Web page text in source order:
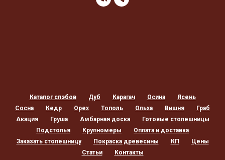
Каталог слэбов Дуб Карагач Осина
Ясень
Сосна
Кедр Орех Тополь Ольха Вишня
Граб
Акация
Груша Амбарная доска
Готовые столешницы
Подстолья
Крупномеры
Оплата и доставка
Заказать столешницу
Покраска древесины КП
Цены
Статьи
Контакты